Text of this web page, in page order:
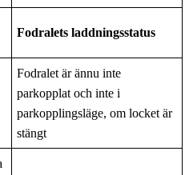
Fodralets laddningsstatus
Fodralet är ännu inte
parkopplat och inte i
parkopplingsläge, om locket är
stängt